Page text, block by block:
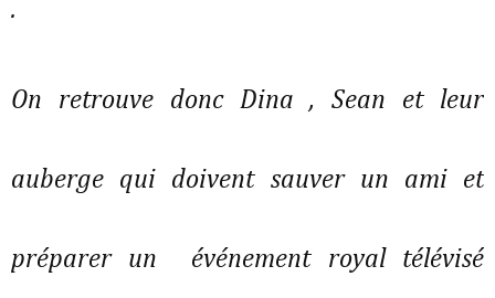
.
On retrouve donc Dina , Sean et leur
auberge qui doivent sauver un ami et
préparer un événement royal télévisé